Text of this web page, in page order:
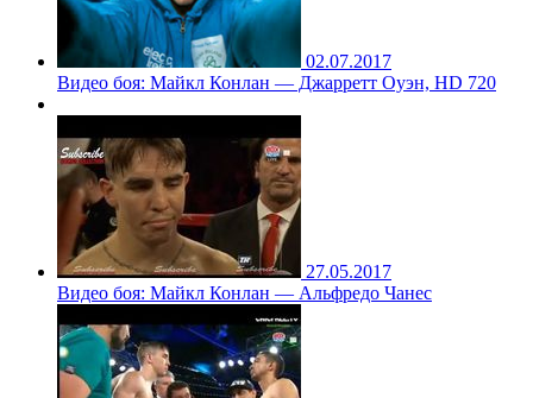
02.07.2017
Видео боя: Майкл Конлан — Джарретт Оуэн, HD 720
27.05.2017
Видео боя: Майкл Конлан — Альфредо Чанес